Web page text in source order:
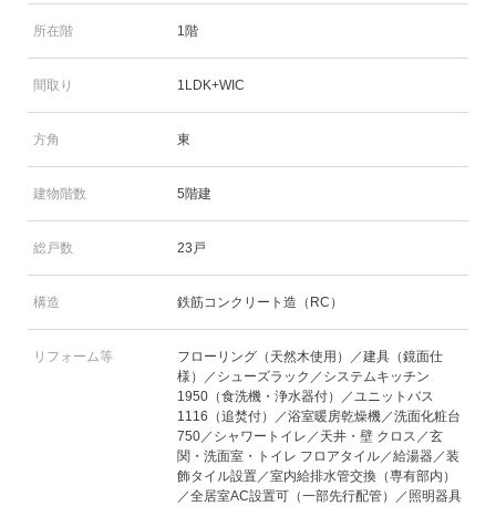
所在階 1階
間取り 1LDK+WIC
方角 東
建物階数 5階建
総戸数 23戸
構造 鉄筋コンクリート造（RC）
リフォーム等
フローリング（天然木使用）／建具（鏡面仕
様）／シューズラック／システムキッチン
1950（食洗機・浄水器付）／ユニットバス
1116（追焚付）／浴室暖房乾燥機／洗面化粧台
750／シャワートイレ／天井・壁 クロス／玄
関・洗面室・トイレ フロアタイル／給湯器／装
飾タイル設置／室内給排水管交換（専有部内）
／全居室AC設置可（一部先行配管）／照明器具